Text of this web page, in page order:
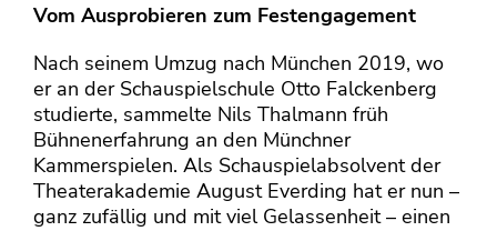
Vom Ausprobieren zum Festengagement
Nach seinem Umzug nach München 2019, wo
er an der Schauspielschule Otto Falckenberg
studierte, sammelte Nils Thalmann früh
Bühnenerfahrung an den Münchner
Kammerspielen. Als Schauspielabsolvent der
Theaterakademie August Everding hat er nun –
ganz zufällig und mit viel Gelassenheit – einen